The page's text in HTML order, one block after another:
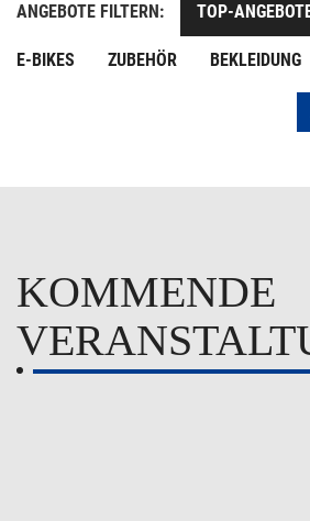
ANGEBOTE FILTERN: TOP-
E-BIKES ZUBEHÖR BEKLEIDUNG
KOMMENDE